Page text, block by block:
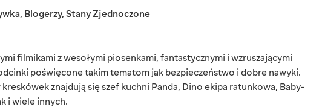
, Blogerzy, Stany Zjednoczone
filmikami z wesołymi piosenkami, fantastycznymi i wzruszającymi
poświęcone takim tematom jak bezpieczeństwo i dobre nawyki.
znajdują się szef kuchni Panda, Dino ekipa ratunkowa, Baby-
i wiele innych.